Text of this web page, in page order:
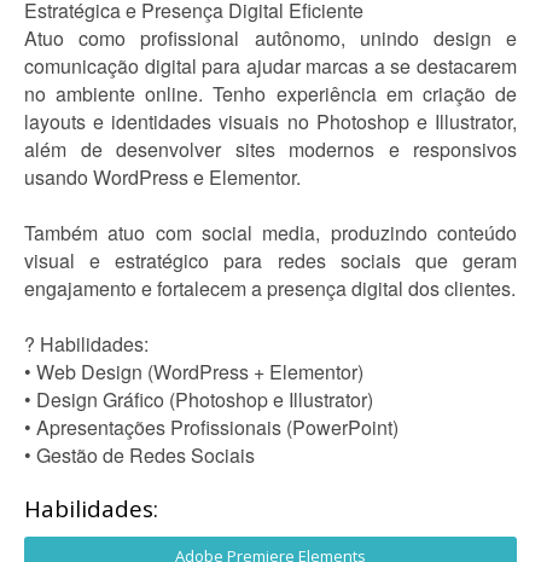
Estratégica e Presença Digital Eficiente
Atuo como profissional autônomo, unindo design e
comunicação digital para ajudar marcas a se destacarem
no ambiente online. Tenho experiência em criação de
layouts e identidades visuais no Photoshop e Illustrator,
além de desenvolver sites modernos e responsivos
usando WordPress e Elementor.
Também atuo com social media, produzindo conteúdo
visual e estratégico para redes sociais que geram
engajamento e fortalecem a presença digital dos clientes.
? Habilidades:
• Web Design (WordPress + Elementor)
• Design Gráfico (Photoshop e Illustrator)
• Apresentações Profissionais (PowerPoint)
• Gestão de Redes Sociais
Habilidades:
Adobe Premiere Elements